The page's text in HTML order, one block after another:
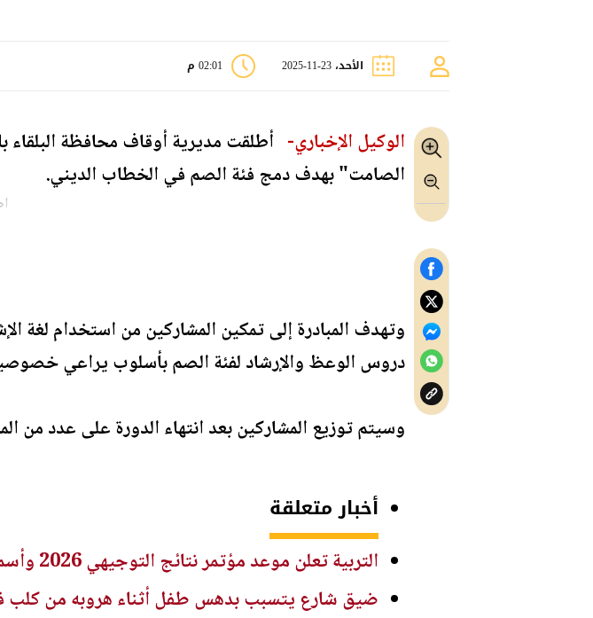
الأحد، 23-11-2025 02:01 م
الوكيل الإخباري- أطلقت مديرية أوقاف محافظة البلقاء
الصامت" بهدف دمج فئة الصم في الخطاب الديني.
وتهدف المبادرة إلى تمكين المشاركين من استخدام لغة
دروس الوعظ والإرشاد لفئة الصم بأسلوب يراعي
وسيتم توزيع المشاركين بعد انتهاء الدورة على عدد من
أخبار متعلقة
التربية تعلن موعد مؤتمر نتائج التوجيهي 2026 وأسماء الأوائل
ضيق شارع يتسبب بدهس طفل أثناء هروبه من كلب